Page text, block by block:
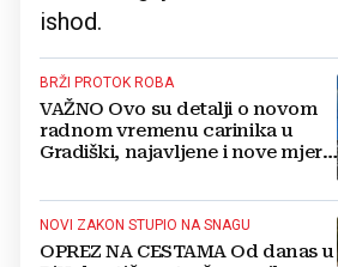
ishod.
BRŽI PROTOK ROBA
VAŽNO Ovo su detalji o novom
radnom vremenu carinika u
Gradiški, najavljene i nove mjere
NOVI ZAKON STUPIO NA SNAGU
OPREZ NA CESTAMA Od danas u